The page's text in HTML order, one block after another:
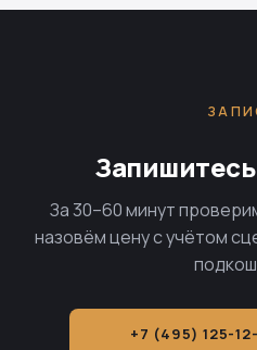
За 30–60 минут
назовём цену с учётом
+7 (495) 125-